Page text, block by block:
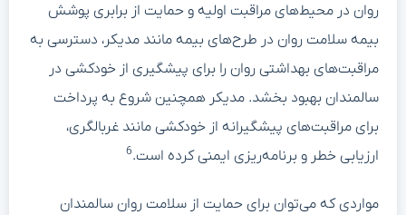
روان در محیط‌های مراقبت اولیه و حمایت از برابری پوشش
بیمه سلامت روان در طرح‌های بیمه مانند مدیکر، دسترسی به
مراقبت‌های بهداشتی روان را برای پیشگیری از خودکشی در
سالمندان بهبود بخشد. مدیکر همچنین شروع به پرداخت
برای مراقبت‌های پیشگیرانه از خودکشی مانند غربالگری،
ارزیابی خطر و برنامه‌ریزی ایمنی کرده است.6
مواردی که می‌توان برای حمایت از سلامت روان سالمندان